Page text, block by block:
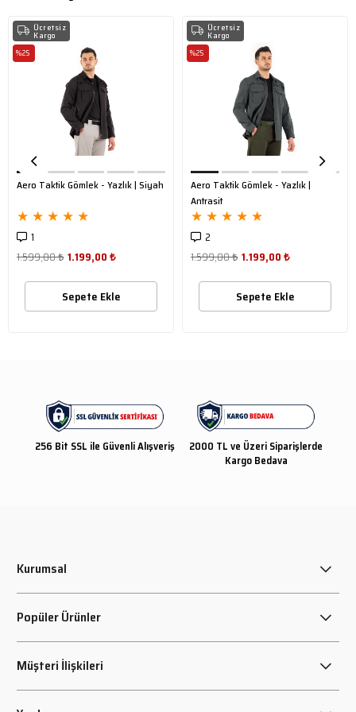
Aero Taktik Gömlek - Yazlık | Siyah
★ ★ ★ ★ ★
1
1.199,00 ₺
1.599,00 ₺
Sepete Ekle
Ücretsiz
Kargo
%25
Aero Taktik Gömlek - Yazlık |
Antrasit
★ ★ ★ ★ ★
2
1.199,00 ₺
1.599,00 ₺
Sepete Ekle
Ücretsiz
Kargo
%25
256 Bit SSL ile Güvenli Alışveriş
2000 TL ve Üzeri Siparişlerde
Kargo Bedava
Kurumsal
Popüler Ürünler
Müşteri İlişkileri